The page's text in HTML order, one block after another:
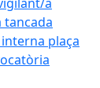
tancada
plaça